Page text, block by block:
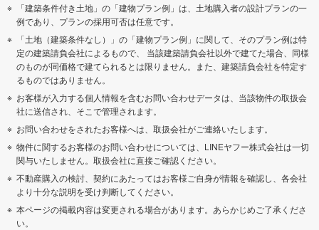
「建築条件付き土地」の「建物プラン例」は、土地購入者の設計プランの一
例であり、プランの採用可否は任意です。
「土地（建築条件なし）」の「建物プラン例」に関して、そのプラン例は特
定の建築請負会社によるもので、 当該建築請負会社以外で建てた場合、同様
のものが同価格で建てられるとは限りません。また、建築請負会社を特定す
るものではありません。
お客様が入力する個人情報を含むお問い合わせデータは、当該物件の取扱会
社に送信され、そこで管理されます。
お問い合わせをされたお客様へは、取扱会社がご連絡いたします。
物件に関するお客様のお問い合わせについては、LINEヤフー株式会社は一切
関与いたしません。取扱会社に直接ご確認ください。
不動産購入の検討、契約にあたってはお客様ご自身が情報を確認し、各会社
より十分な説明を受け判断してください。
本ページの掲載内容は変更される場合があります。あらかじめご了承くださ
い。